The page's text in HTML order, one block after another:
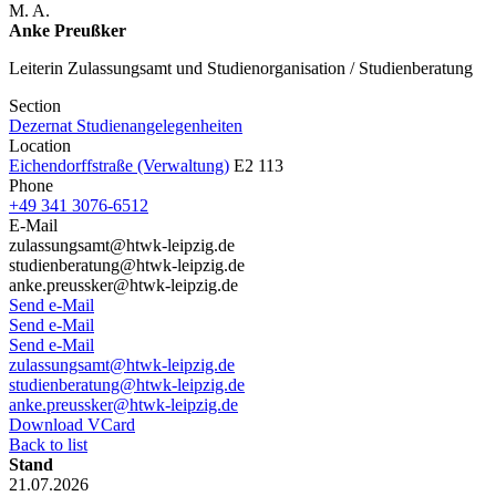
M. A.
Anke Preußker
Leiterin Zulassungsamt und Studienorganisation / Studienberatung
Section
Dezernat Studienangelegenheiten
Location
Eichendorffstraße (Verwaltung) E2 113
Phone
+49 341 3076-6512
E-Mail
zulassungsamt@htwk-leipzig.de
studienberatung@htwk-leipzig.de
anke.preussker@htwk-leipzig.de
Send e-Mail
Send e-Mail
Send e-Mail
zulassungsamt@htwk-leipzig.de
studienberatung@htwk-leipzig.de
anke.preussker@htwk-leipzig.de
Download VCard
Back to list
Stand
21.07.2026